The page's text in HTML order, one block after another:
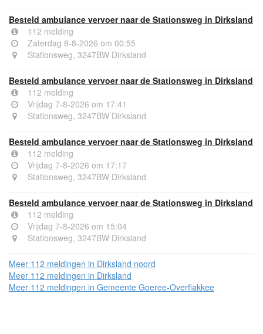
Besteld ambulance vervoer naar de Stationsweg in Dirksland
112 melding
Zaterdag 8-8-2026 om 00:55
Stationsweg, 3247BW Dirksland
Besteld ambulance vervoer naar de Stationsweg in Dirksland
112 melding
Vrijdag 7-8-2026 om 17:41
Stationsweg, 3247BW Dirksland
Besteld ambulance vervoer naar de Stationsweg in Dirksland
112 melding
Vrijdag 7-8-2026 om 17:17
Stationsweg, 3247BW Dirksland
Besteld ambulance vervoer naar de Stationsweg in Dirksland
112 melding
Vrijdag 7-8-2026 om 15:04
Stationsweg, 3247BW Dirksland
Meer 112 meldingen in Dirksland noord
Meer 112 meldingen in Dirksland
Meer 112 meldingen in Gemeente Goeree-Overflakkee